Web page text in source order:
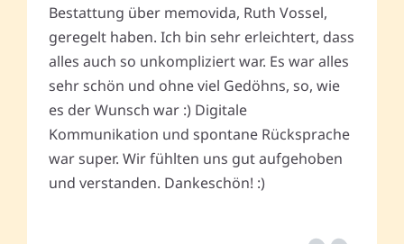
Bestattung über memovida, Ruth Vossel,
geregelt haben. Ich bin sehr erleichtert, dass
alles auch so unkompliziert war. Es war alles
sehr schön und ohne viel Gedöhns, so, wie
es der Wunsch war :) Digitale
Kommunikation und spontane Rücksprache
war super. Wir fühlten uns gut aufgehoben
und verstanden. Dankeschön! :)